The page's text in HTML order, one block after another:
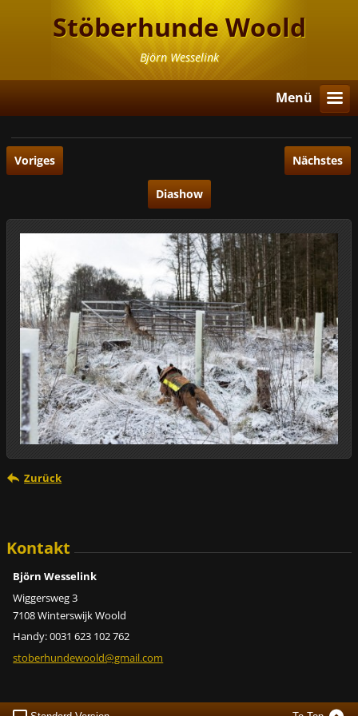
Stöberhunde Woold
Björn Wesselink
Menü
Voriges Nächstes
Diashow
Zurück
Kontakt
Björn Wesselink
Wiggersweg 3
7108 Winterswijk Woold
Handy: 0031 623 102 762
stoberhundewoold@gmail.com